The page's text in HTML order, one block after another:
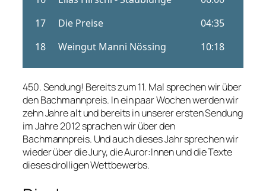
450. Sendung! Bereits zum 11. Mal sprechen wir über
den Bachmannpreis. In ein paar Wochen werden wir
zehn Jahre alt und bereits in unserer ersten Sendung
im Jahre 2012 sprachen wir über den
Bachmannpreis. Und auch dieses Jahr sprechen wir
wieder über die Jury, die Auror:Innen und die Texte
dieses drolligen Wettbewerbs.